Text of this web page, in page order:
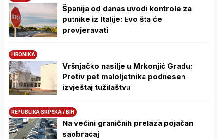
Španija od danas uvodi kontrole za
putnike iz Italije: Evo šta će
provjeravati
HRONIKA
Vršnjačko nasilje u Mrkonjić Gradu:
Protiv pet maloljetnika podnesen
izvještaj tužilaštvu
REPUBLIKA SRPSKA / BIH
Na većini graničnih prelaza pojačan
saobraćaj